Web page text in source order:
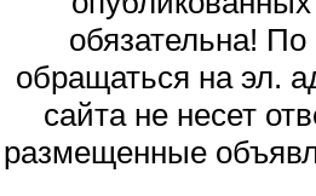
обязательна!
обращаться на эл.
сайта не несет
размещенные